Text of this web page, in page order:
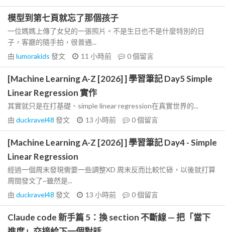
模型到第七頁就忘了那個孩子
一位媽媽上傳了女兒的一張照片。不是生日也不是什麼特別的日
子，客廳的隨手拍，很普通...
由 lumorakids 發文 11 小時前 0個留言
[Machine Learning A-Z [2026] ] 學習筆記 Day5 Simple
Linear Regression 實作
其實就只是在打基礎、simple linear regression在真實世界的...
由 duckravel48 發文 13 小時前 0個留言
[Machine Learning A-Z [2026] ] 學習筆記 Day4 - Simple
Linear Regression
經過一個周末發現需要一些調整XD 周末反而比較忙碌，以後就打算
周間發文了~雖然是...
由 duckravel48 發文 13 小時前 0個留言
Claude code 新手篇 5：換 section 不斷線 — 把「當下